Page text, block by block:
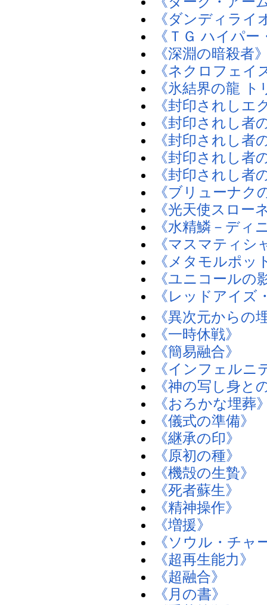
《ダンディライ
《ＴＧ ハイパ
《深淵の暗殺者
《ネクロフェイ
《氷結界の龍
《封印されしエ
《封印されし者
《封印されし者
《封印されし者
《封印されし者
《ブリューナク
《光天使スロー
《水精鱗－ディ
《マスマティシ
《メタモルポッ
《ユニコールの
《レッドアイ
《異次元からの
《一時休戦》
《簡易融合》
《インフェルニ
《神の写し身と
《おろかな埋葬
《儀式の準備》
《継承の印》
《原初の種》
《機殻の生贄》
《死者蘇生》
《精神操作》
《増援》
《ソウル・チャ
《超再生能力》
《超融合》
《月の書》